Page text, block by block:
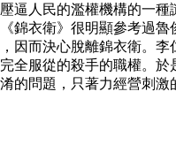
逼人民的濫權機構的一
衣衛》很明顯參考過
因而決心脫離錦衣衛。
全服從的殺手的職權。
的問題，只著力經營刺